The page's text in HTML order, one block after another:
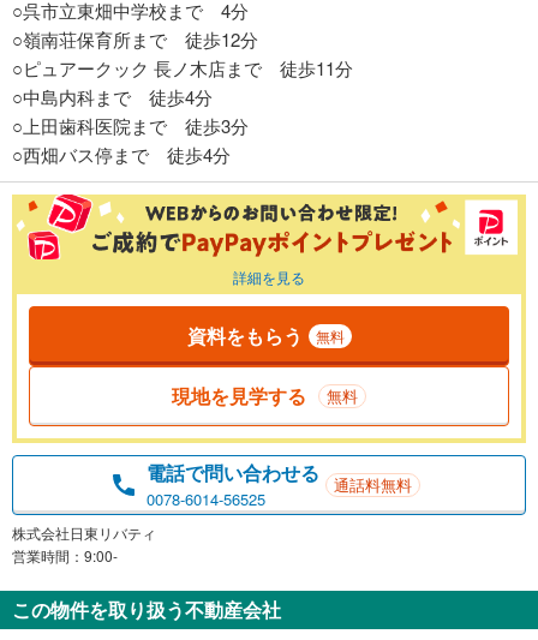
○呉市立東畑中学校まで 4分
○嶺南荘保育所まで 徒歩12分
○ピュアークック 長ノ木店まで 徒歩11分
○中島内科まで 徒歩4分
○上田歯科医院まで 徒歩3分
○西畑バス停まで 徒歩4分
詳細を見る
資料をもらう 無料
現地を見学する 無料
電話で問い合わせる
0078-6014-56525
通話料無料
株式会社日東リバティ
営業時間：9:00-
この物件を取り扱う不動産会社